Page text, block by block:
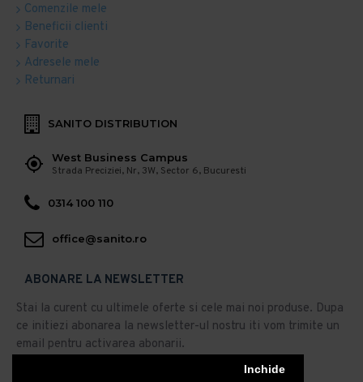
Inchide
Comenzile mele
Beneficii clienti
Favorite
Adresele mele
Returnari
SANITO DISTRIBUTION
West Business Campus
Strada Preciziei, Nr, 3W, Sector 6, Bucuresti
0314 100 110
office@sanito.ro
ABONARE LA NEWSLETTER
Stai la curent cu ultimele oferte si cele mai noi produse. Dupa
ce initiezi abonarea la newsletter-ul nostru iti vom trimite un
email pentru activarea abonarii.
Abonare